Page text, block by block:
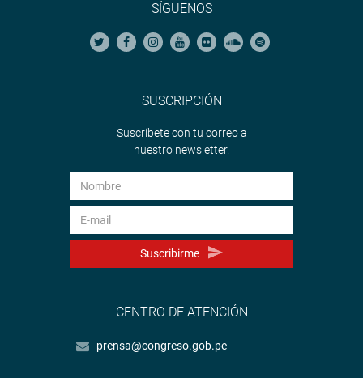
SÍGUENOS
SUSCRIPCIÓN
Suscríbete con tu correo a
nuestro newsletter.
Suscribirme
CENTRO DE ATENCIÓN
prensa@congreso.gob.pe